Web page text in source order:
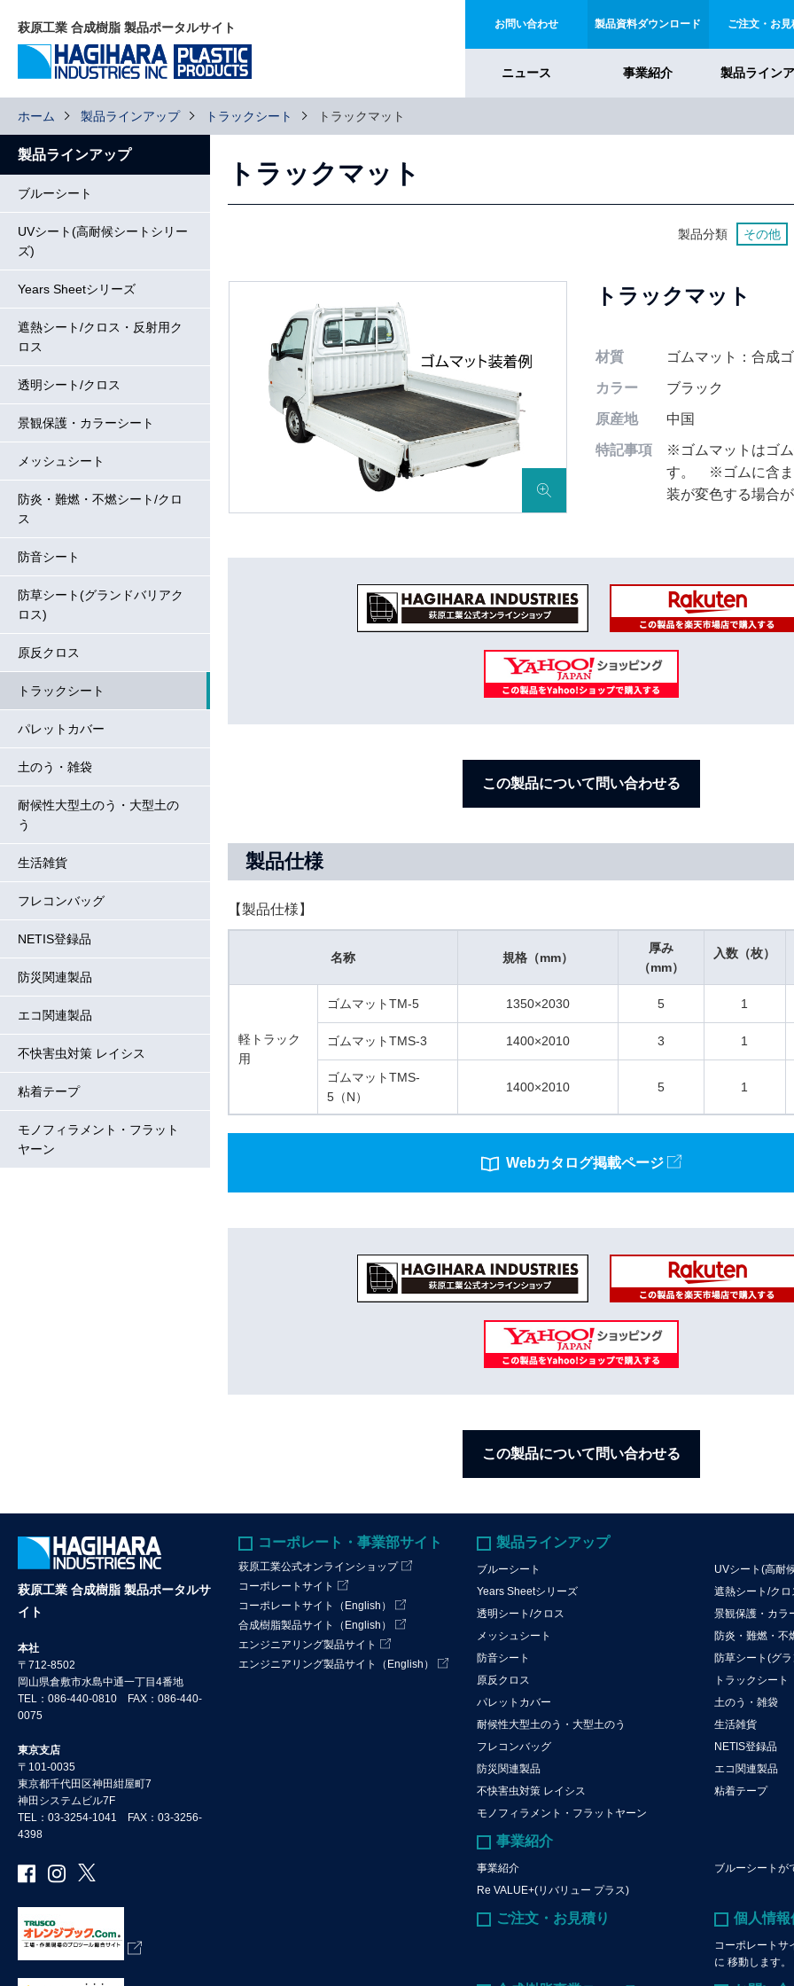
萩原工業 合成樹脂 製品ポータルサイト お問い合わせ 製品資料ダウンロード ご注文・お見
ニュース 事業紹介 製品ライン
ホーム 製品ラインアップ トラックシート トラックマット
製品ラインアップ
ブルーシート
UVシート(高耐候シートシリー
ズ)
Years Sheetシリーズ
遮熱シート/クロス・反射用ク
ロス
透明シート/クロス
景観保護・カラーシート
メッシュシート
防炎・難燃・不燃シート/クロ
ス
防音シート
防草シート(グランドバリアク
ロス)
原反クロス
トラックシート
パレットカバー
土のう・雑袋
耐候性大型土のう・大型土の
う
生活雑貨
フレコンバッグ
NETIS登録品
防災関連製品
エコ関連製品
不快害虫対策 レイシス
粘着テープ
モノフィラメント・フラット
ヤーン
トラックマット
製品分類 その他
トラックマット
材質 ゴムマット：合成
カラー ブラック
原産地 中国
特記事項
※ゴムマットはゴ
す。 ※ゴムに含ま
装が変色する場合が
この製品について問い合わせる
製品仕様
【製品仕様】
名称 規格（mm）
厚み
（mm）
入数（枚）
軽トラック
用
ゴムマットTM-5 1350×2030 5 1
ゴムマットTMS-3 1400×2010 3 1
ゴムマットTMS-
5（N）
1400×2010 5 1
Webカタログ掲載ページ
この製品について問い合わせる
萩原工業 合成樹脂 製品ポータルサ
イト
本社
〒712-8502
岡山県倉敷市水島中通一丁目4番地
TEL：086-440-0810 FAX：086-440-
0075
東京支店
〒101-0035
東京都千代田区神田紺屋町7
神田システムビル7F
TEL：03-3254-1041 FAX：03-3256-
4398
コーポレート・事業部サイト
萩原工業公式オンラインショップ
コーポレートサイト
コーポレートサイト（English）
合成樹脂製品サイト（English）
エンジニアリング製品サイト
エンジニアリング製品サイト（English）
製品ラインアップ
ブルーシート
UVシート(高耐
Years Sheetシリーズ
遮熱シート/ク
透明シート/クロス
景観保護・カラ
メッシュシート
防炎・難燃・不
防音シート
防草シート(グ
原反クロス
トラックシート
パレットカバー
土のう・雑袋
耐候性大型土のう・大型土のう
生活雑貨
フレコンバッグ
NETIS登録品
防災関連製品
エコ関連製品
不快害虫対策 レイシス
粘着テープ
モノフィラメント・フラットヤーン
事業紹介
事業紹介
ブルーシートが
Re VALUE+(リバリュー プラス)
ご注文・お見積り 個人情
コーポレートサ
に 移動します。